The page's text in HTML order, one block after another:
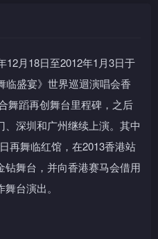
12月18日至2012年1月3日于
临盛宴》世界巡迴演唱会香
舞蹈再创舞台里程碑，之后
深圳和广州继续上演。其中
再舞临红馆，在2013香港站
舞台，并向香港赛马会借用
台演出。